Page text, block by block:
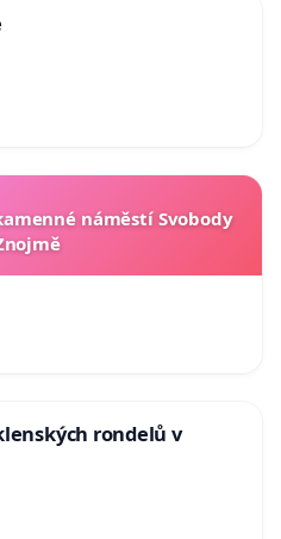
náměstí Svobody
rondelů v